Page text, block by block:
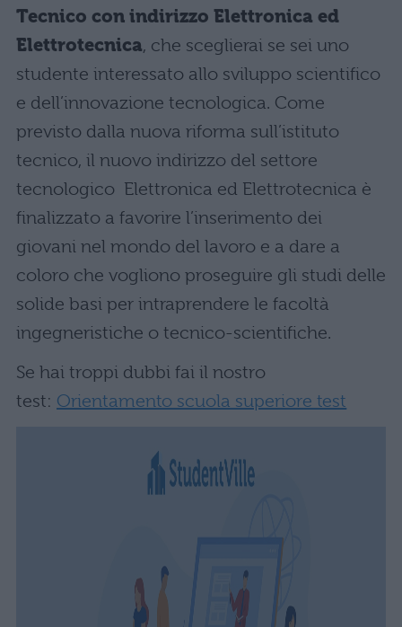
Tecnico con indirizzo Elettronica ed
Elettrotecnica, che sceglierai se sei uno
studente interessato allo sviluppo scientifico
e dell’innovazione tecnologica. Come
previsto dalla nuova riforma sull’istituto
tecnico, il nuovo indirizzo del settore
tecnologico Elettronica ed Elettrotecnica è
finalizzato a favorire l’inserimento dei
giovani nel mondo del lavoro e a dare a
coloro che vogliono proseguire gli studi delle
solide basi per intraprendere le facoltà
ingegneristiche o tecnico-scientifiche.
Se hai troppi dubbi fai il nostro
test: Orientamento scuola superiore test